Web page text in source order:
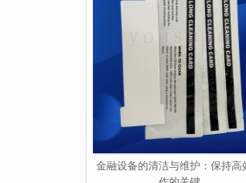
金融设备的清洁与维护：保持高